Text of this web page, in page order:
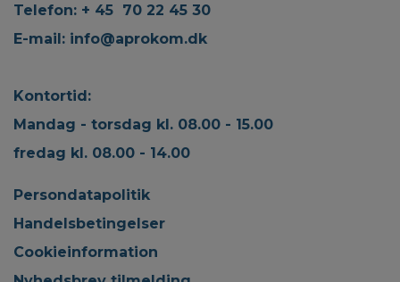
Telefon: + 45 70 22 45 30
E-mail: info@aprokom.dk
Kontortid:
Mandag - torsdag kl. 08.00 - 15.00
fredag kl. 08.00 - 14.00
Persondatapolitik
Handelsbetingelser
Cookieinformation